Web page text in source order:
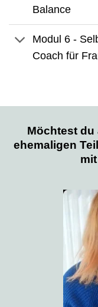
Balance
Modul 6 -
Coach für
Möchtest
ehemaligen